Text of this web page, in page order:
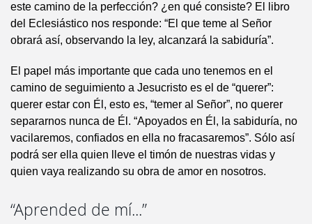
este camino de la perfección? ¿en qué consiste? El libro
del Eclesiástico nos responde: “El que teme al Señor
obrará así, observando la ley, alcanzará la sabiduría”.
El papel más importante que cada uno tenemos en el
camino de seguimiento a Jesucristo es el de “querer”:
querer estar con Él, esto es, “temer al Señor”, no querer
separarnos nunca de Él. “Apoyados en Él, la sabiduría, no
vacilaremos, confiados en ella no fracasaremos”. Sólo así
podrá ser ella quien lleve el timón de nuestras vidas y
quien vaya realizando su obra de amor en nosotros.
“Aprended de mí...”